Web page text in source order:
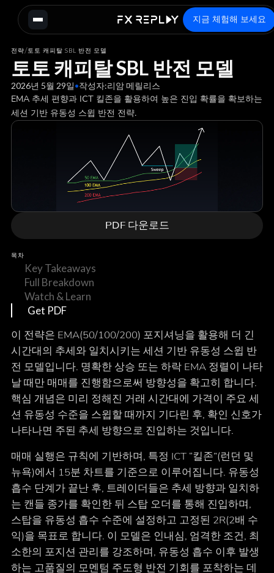
지금 체험해 보세요
전략/토토 캐피탈 SBL 반전 모델
토토 캐피탈 SBL 반전 모델
2026년 5월 29일•작성자:리암 메릴리스
EMA 추세 편향과 ICT 킬존을 활용하여 높은 진입 확률을 확보하는
세션 기반 유동성 스윕 반전 전략.
PDF 다운로드
목차
Key Takeaways
Full Breakdown
Watch & Learn
Get PDF
이 전략은 EMA(50/100/200) 포지셔닝을 활용해 더 긴
시간대의 추세와 일치시키는 세션 기반 유동성 스윕 반
전 모델입니다. 명확한 상승 또는 하락 EMA 정렬이 나타
날 때만 매매를 진행함으로써 방향성을 확고히 합니다.
핵심 개념은 미리 정해진 거래 시간대에 가격이 주요 세
션 유동성 수준을 스윕할 때까지 기다린 후, 확인 신호가
나타나면 주된 추세 방향으로 진입하는 것입니다.
매매 실행은 규칙에 기반하며, 특정 ICT “킬존”(런던 및
뉴욕)에서 15분 차트를 기준으로 이루어집니다. 유동성
흡수 단계가 끝난 후, 트레이더들은 추세 방향과 일치하
는 캔들 종가를 확인한 뒤 스탑 오더를 통해 진입하며,
스탑을 유동성 흡수 수준에 설정하고 고정된 2R(2배 수
익)을 목표로 합니다. 이 모델은 인내심, 엄격한 조건, 최
소한의 포지션 관리를 강조하며, 유동성 흡수 이후 발생
하는 고품질의 모멘텀 주도형 반전 기회를 포착하는 데